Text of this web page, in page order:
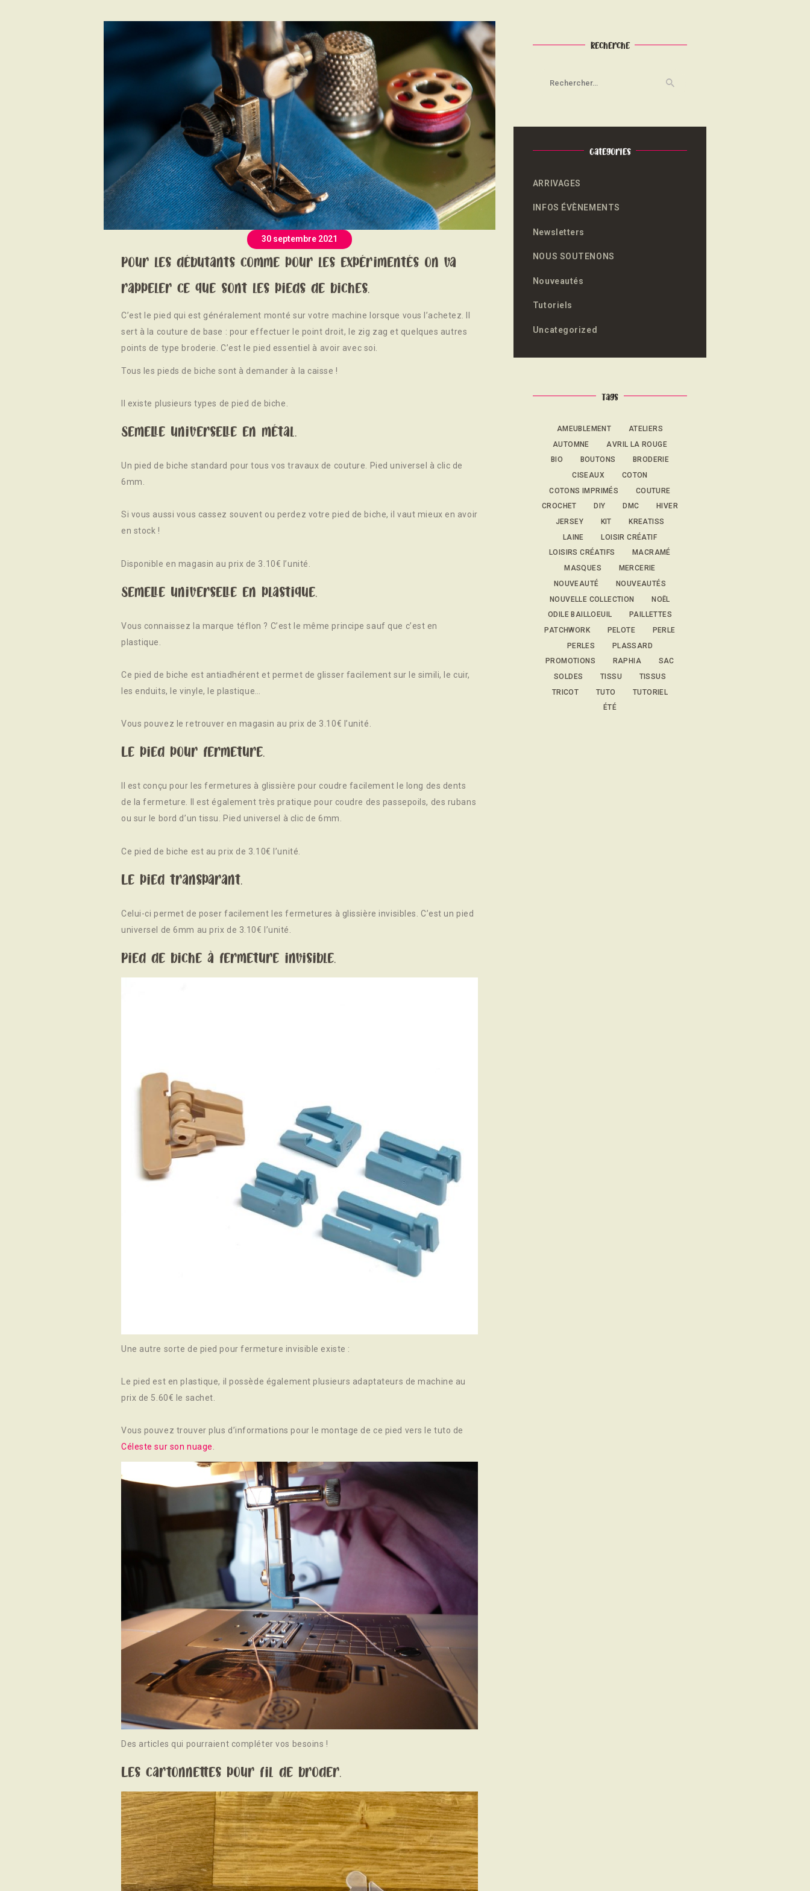
CONTACT
30 septembre 2021
Pour les débutants comme pour les expérimentés on va
rappeler ce que sont les pieds de biches.
C’est le pied qui est généralement monté sur votre machine lorsque vous l’achetez. Il
sert à la couture de base : pour effectuer le point droit, le zig zag et quelques autres
points de type broderie. C’est le pied essentiel à avoir avec soi.
Tous les pieds de biche sont à demander à la caisse !
Il existe plusieurs types de pied de biche.
Semelle universelle en métal.
Un pied de biche standard pour tous vos travaux de couture. Pied universel à clic de
6mm.
Si vous aussi vous cassez souvent ou perdez votre pied de biche, il vaut mieux en avoir
en stock !
Disponible en magasin au prix de 3.10€ l’unité.
Semelle universelle en plastique.
Vous connaissez la marque téflon ? C’est le même principe sauf que c’est en
plastique.
Ce pied de biche est antiadhérent et permet de glisser facilement sur le simili, le cuir,
les enduits, le vinyle, le plastique…
Vous pouvez le retrouver en magasin au prix de 3.10€ l’unité.
Le pied pour fermeture.
Il est conçu pour les fermetures à glissière pour coudre facilement le long des dents
de la fermeture. Il est également très pratique pour coudre des passepoils, des rubans
ou sur le bord d’un tissu. Pied universel à clic de 6mm.
Ce pied de biche est au prix de 3.10€ l’unité.
Le pied transparant.
Celui-ci permet de poser facilement les fermetures à glissière invisibles. C’est un pied
universel de 6mm au prix de 3.10€ l’unité.
Pied de biche à fermeture invisible.
Une autre sorte de pied pour fermeture invisible existe :
Le pied est en plastique, il possède également plusieurs adaptateurs de machine au
prix de 5.60€ le sachet.
Vous pouvez trouver plus d’informations pour le montage de ce pied vers le tuto de
Céleste sur son nuage
Des articles qui pourraient compléter vos besoins !
Les cartonnettes pour fil de broder.
Recherche
Categories
ARRIVAGES
INFOS ÉVÈNEMENTS
Newsletters
NOUS SOUTENONS
Nouveautés
Tutoriels
Uncategorized
Tags
AMEUBLEMENT
ATELIERS
AUTOMNE
AVRIL LA ROUGE
BIO
BOUTONS
BRODERIE
CISEAUX
COTON
COTONS IMPRIMÉS
COUTURE
CROCHET
DIY DMC
HIVER
JERSEY
KIT
KREATISS
LAINE
LOISIR CRÉATIF
LOISIRS CRÉATIFS
MACRAMÉ
MASQUES
MERCERIE
NOUVEAUTÉ
NOUVEAUTÉS
NOUVELLE COLLECTION
NOËL
ODILE BAILLOEUIL
PAILLETTES
PATCHWORK
PELOTE
PERLE
PERLES
PLASSARD
PROMOTIONS
RAPHIA
SAC
SOLDES
TISSU
TISSUS
TRICOT
TUTO
TUTORIEL
ÉTÉ